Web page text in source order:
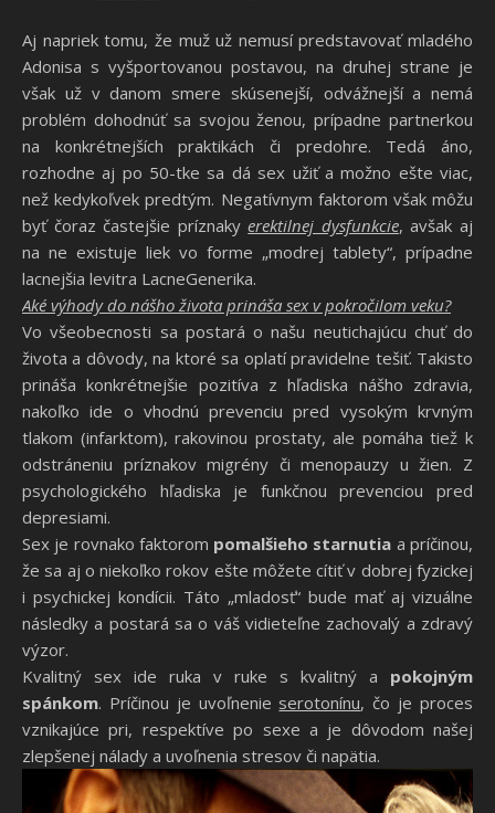
Aj napriek tomu, že muž už nemusí predstavovať mladého
Adonisa s vyšportovanou postavou, na druhej strane je
však už v danom smere skúsenejší, odvážnejší a nemá
problém dohodnúť sa svojou ženou, prípadne partnerkou
na konkrétnejších praktikách či predohre. Tedá áno,
rozhodne aj po 50-tke sa dá sex užiť a možno ešte viac,
než kedykoľvek predtým. Negatívnym faktorom však môžu
byť čoraz častejšie príznakyerektilnej dysfunkcie, avšak aj
na ne existuje liek vo forme „modrej tablety“, prípadne
lacnejšia levitra LacneGenerika.
Aké výhody do nášho života prináša sex v pokročilom veku?
Vo všeobecnosti sa postará o našu neutichajúcu chuť do
života a dôvody, na ktoré sa oplatí pravidelne tešiť. Takisto
prináša konkrétnejšie pozitíva z hľadiska nášho zdravia,
nakoľko ide o vhodnú prevenciu pred vysokým krvným
tlakom (infarktom), rakovinou prostaty, ale pomáha tiež k
odstráneniu príznakov migrény či menopauzy u žien. Z
psychologického hľadiska je funkčnou prevenciou pred
depresiami.
Sex je rovnako faktorom pomalšieho starnutia a príčinou,
že sa aj o niekoľko rokov ešte môžete cítiť v dobrej fyzickej
i psychickej kondícii. Táto „mladosť“ bude mať aj vizuálne
následky a postará sa o váš vidieteľne zachovalý a zdravý
výzor.
Kvalitný sex ide ruka v ruke s kvalitný a pokojným
spánkom. Príčinou je uvoľnenie serotonínu, čo je proces
vznikajúce pri, respektíve po sexe a je dôvodom našej
zlepšenej nálady a uvoľnenia stresov či napätia.